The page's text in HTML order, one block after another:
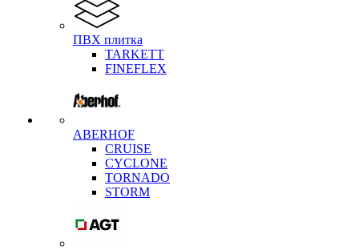
ПВХ плитка
TARKETT
FINEFLEX
ABERHOF
CRUISE
CYCLONE
TORNADO
STORM